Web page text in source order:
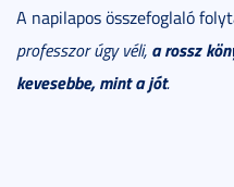
A napilapos összefoglaló
professzor úgy véli, a rossz
kevesebbe, mint a jót.